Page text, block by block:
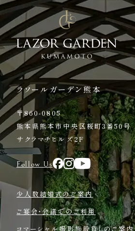
ラソールガーデン熊本
〒860-0805
熊本県熊本市中央区桜町3番50号
サクラマチヒルズ2F
Follow Us
少人数結婚式のご案内
ご宴会・会議でのご利用
コマーシャル撮影施設貸しのご案内